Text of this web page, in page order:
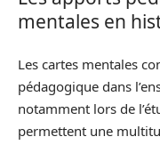
mentales en
Les cartes mentales
pédagogique dans
notamment lors de
permettent une